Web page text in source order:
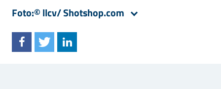
Foto:© llcv/ Shotshop.com